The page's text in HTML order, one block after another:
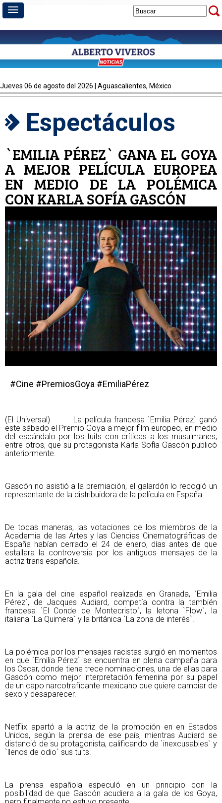
jueves 06 de agosto del 2026 | Aguascalientes, México
Espectáculos
`EMILIA PÉREZ` GANA EL GOYA
A MEJOR PELÍCULA EUROPEA
EN MEDIO DE LA POLÉMICA
CON KARLA SOFÍA GASCÓN
#Cine #PremiosGoya #EmiliaPérez
(El Universal). La película francesa `Emilia Pérez` ganó
este sábado el Premio Goya a mejor film europeo, en medio
del escándalo por los tuits con críticas a los musulmanes,
entre otros, que su protagonista Karla Sofía Gascón publicó
anteriormente.
Gascón no asistió a la premiación, el galardón lo recogió un
representante de la distribuidora de la película en España.
De todas maneras, las votaciones de los miembros de la
Academia de las Artes y las Ciencias Cinematográficas de
España habían cerrado el 24 de enero, días antes de que
estallara la controversia por los antiguos mensajes de la
actriz trans española.
En la gala del cine español realizada en Granada, `Emilia
Pérez`, de Jacques Audiard, competía contra la también
francesa `El Conde de Montecristo`, la letona `Flow`, la
italiana `La Quimera` y la británica `La zona de interés`.
La polémica por los mensajes racistas surgió en momentos
en que `Emilia Pérez` se encuentra en plena campaña para
los Oscar, donde tiene trece nominaciones, una de ellas para
Gascón como mejor interpretación femenina por su papel
de un capo narcotraficante mexicano que quiere cambiar de
sexo y desaparecer.
Netflix apartó a la actriz de la promoción en en Estados
Unidos, según la prensa de ese país, mientras Audiard se
distanció de su protagonista, calificando de `inexcusables` y
`llenos de odio` sus tuits.
La prensa española especuló en un principio con la
posibilidad de que Gascón acudiera a la gala de los Goya,